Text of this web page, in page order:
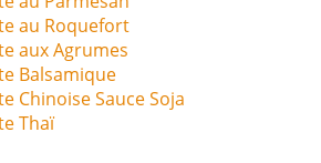
au Roquefort
aux Agrumes
Balsamique
Chinoise Sauce Soja
Thaï